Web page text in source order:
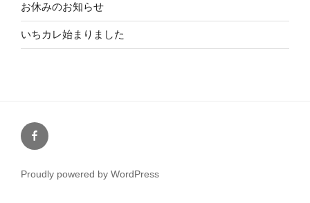
お休みのお知らせ
いちカレ始まりました
Facebook
Proudly powered by WordPress